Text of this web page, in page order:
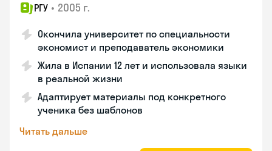
РГУ • 2005 г.
Окончила университет по специальности
экономист и преподаватель экономики
Жила в Испании 12 лет и использовала языки
в реальной жизни
Адаптирует материалы под конкретного
ученика без шаблонов
Читать дальше